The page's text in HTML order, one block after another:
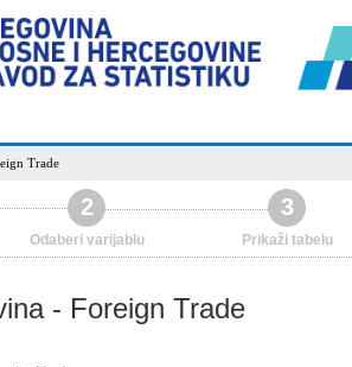
Trade
2
Odaberi varijablu
3
Prikaži tabelu
- Foreign Trade